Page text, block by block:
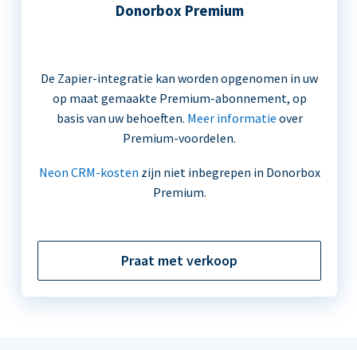
Donorbox Premium
De Zapier-integratie kan worden opgenomen in uw
op maat gemaakte Premium-abonnement, op
basis van uw behoeften. Meer informatie over
Premium-voordelen.
Neon CRM-kosten zijn niet inbegrepen in Donorbox
Premium.
Praat met verkoop